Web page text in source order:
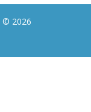
© 2026